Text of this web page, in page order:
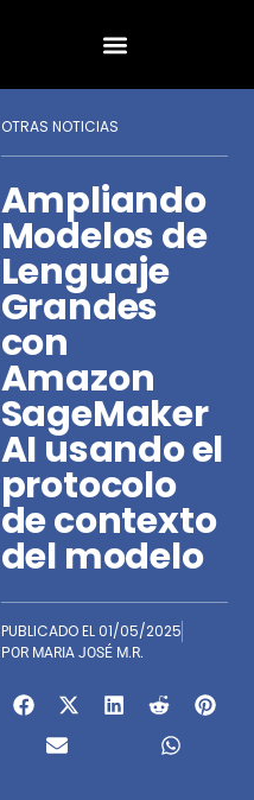
OTRAS NOTICIAS
Ampliando
Modelos de
Lenguaje
Grandes
con
Amazon
SageMaker
AI usando el
protocolo
de contexto
del modelo
PUBLICADO EL 01/05/2025
POR MARIA JOSÉ M.R.